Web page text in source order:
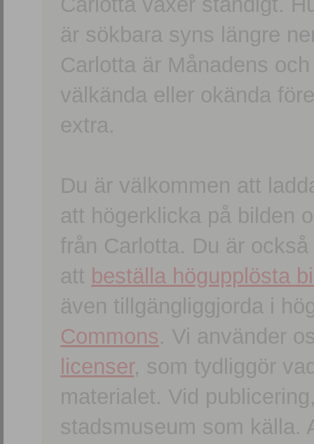
är sökbara syns längre
Carlotta är Månadens
välkända eller okända
extra.
Du är välkommen att
att högerklicka på bilden
från Carlotta. Du är
att beställa högupplösta
även tillgängliggjorda i
Commons. Vi använder
licenser, som tydliggör
materialet. Vid
stadsmuseum som källa.